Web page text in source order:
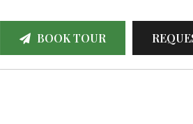
BOOK TOUR